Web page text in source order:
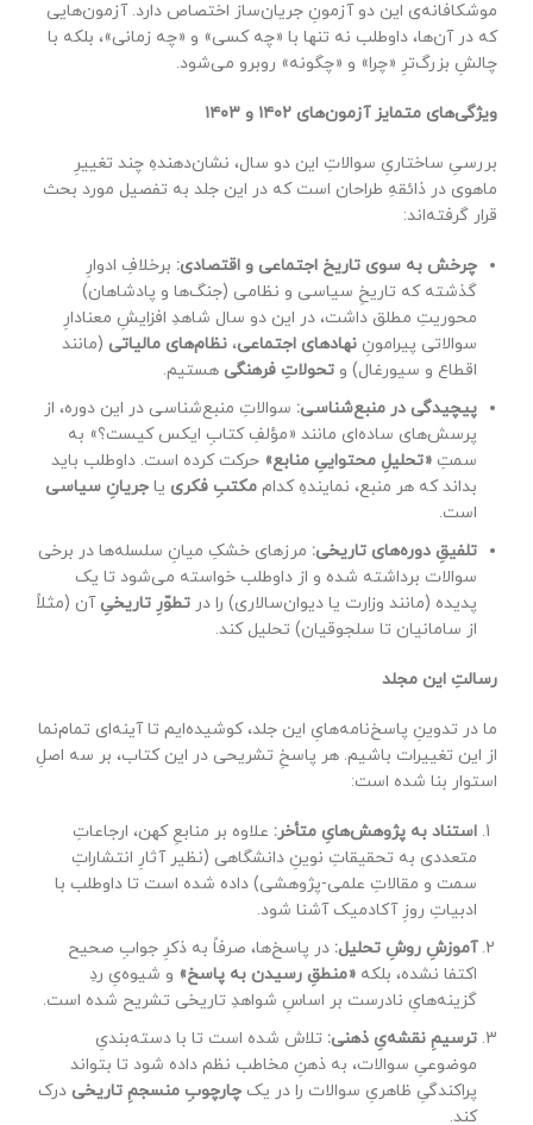
موشکافانه‌ی این دو آزمونِ جریان‌ساز اختصاص دارد. آزمون‌هایی
که در آن‌ها، داوطلب نه تنها با «چه کسی» و «چه زمانی»، بلکه با
چالشِ بزرگ‌ترِ «چرا» و «چگونه» روبرو می‌شود.
ویژگی‌های متمایز آزمون‌های ۱۴۰۲ و ۱۴۰۳
بررسیِ ساختاریِ سوالاتِ این دو سال، نشان‌دهندهِ چند تغییرِ
ماهوی در ذائقهِ طراحان است که در این جلد به تفصیل مورد بحث
قرار گرفته‌اند:
چرخش به سوی تاریخ اجتماعی و اقتصادی: برخلافِ ادوارِ
گذشته که تاریخِ سیاسی و نظامی (جنگ‌ها و پادشاهان)
محوریتِ مطلق داشت، در این دو سال شاهدِ افزایشِ معنادارِ
سوالاتی پیرامونِ نهادهای اجتماعی، نظام‌های مالیاتی (مانند
اقطاع و سیورغال) و تحولاتِ فرهنگی هستیم.
پیچیدگی در منبع‌شناسی: سوالاتِ منبع‌شناسی در این دوره، از
پرسش‌های ساده‌ای مانند «مؤلفِ کتابِ ایکس کیست؟» به
سمتِ «تحلیلِ محتواییِ منابع» حرکت کرده است. داوطلب باید
بداند که هر منبع، نمایندهِ کدام مکتبِ فکری یا جریانِ سیاسی
است.
تلفیقِ دوره‌های تاریخی: مرزهای خشکِ میانِ سلسله‌ها در برخی
سوالات برداشته شده و از داوطلب خواسته می‌شود تا یک
پدیده (مانند وزارت یا دیوان‌سالاری) را در تطوّرِ تاریخیِآن (مثلاً
از سامانیان تا سلجوقیان) تحلیل کند.
رسالتِ این مجلد
ما در تدوینِ پاسخ‌نامه‌هایِ این جلد، کوشیده‌ایم تا آینه‌ای تمام‌نما
از این تغییرات باشیم. هر پاسخِ تشریحی در این کتاب، بر سه اصلِ
استوار بنا شده است:
استناد به پژوهش‌هایِ متأخر: علاوه بر منابعِ کهن، ارجاعاتِ
متعددی به تحقیقاتِ نوینِ دانشگاهی (نظیر آثارِ انتشاراتِ
سمت و مقالاتِ علمی-پژوهشی) داده شده است تا داوطلب با
ادبیاتِ روزِ آکادمیک آشنا شود.
آموزشِ روشِ تحلیل: در پاسخ‌ها، صرفاً به ذکرِ جوابِ صحیح
اکتفا نشده، بلکه «منطقِ رسیدن به پاسخ» و شیوه‌یِ ردِ
گزینه‌هایِ نادرست بر اساسِ شواهدِ تاریخی تشریح شده است.
ترسیمِ نقشه‌یِ ذهنی: تلاش شده است تا با دسته‌بندیِ
موضوعیِ سوالات، به ذهنِ مخاطب نظم داده شود تا بتواند
پراکندگیِ ظاهریِ سوالات را در یک چارچوبِ منسجمِ تاریخی درک
کند.